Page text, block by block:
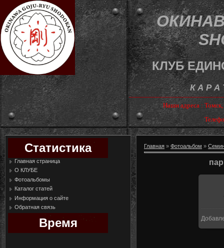
КЛУБ
К А Р А
Наши адреса : Томск,
Статистика
Главная страница
О КЛУБЕ
Фотоальбомы
Каталог статей
Информация о сайте
Обратная связь
Время
Главная » Фотоальбом »